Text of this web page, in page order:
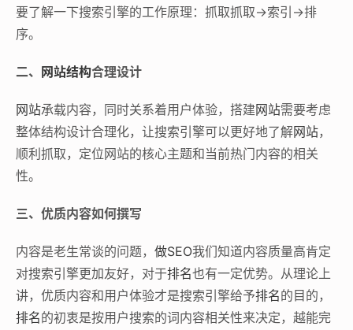
要了解一下搜索引擎的工作原理：抓取抓取->索引->排
序。
二、 网站结构合理设计
网站承载内容，同时关系着用户体验，搭建网站需要考虑
整体结构设计合理化，让搜索引擎可以更好地了解网站，
顺利抓取，定位网站的核心主题和当前热门内容的相关
性。
三、优质内容如何撰写
内容是老生常谈的问题， 做SEO我们知道内容质量高肯定
对搜索引擎更加友好，对于排名也有一定优势。从理论上
讲，优质内容和用户体验才是搜索引擎给予排名的目的，
排名的初衷是按用户搜索的词内容相关性来决定，越能完